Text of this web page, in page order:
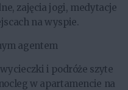
zajęcia jogi, medytacje
na wyspie.
agentem
i podróże szyte
w apartamencie na